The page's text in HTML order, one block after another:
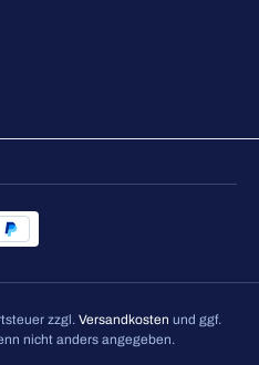
zzgl. Versandkosten und ggf.
nicht anders angegeben.